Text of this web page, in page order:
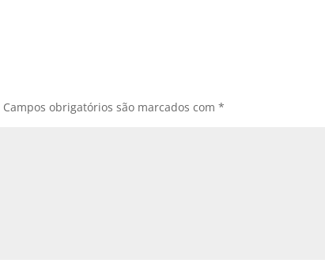
Campos obrigatórios são marcados com*